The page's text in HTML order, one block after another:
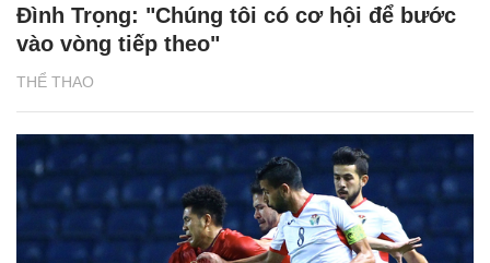
THỂ THAO
Đình Trọng: "Chúng tôi có cơ hội để bước
vào vòng tiếp theo"